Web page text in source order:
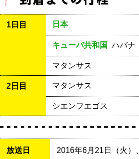
1日目 日本
キューバ共和国 ハバナ
マタンサス
2日目 マタンサス
シエンフエゴス
放送日 2016年6月21日（火）